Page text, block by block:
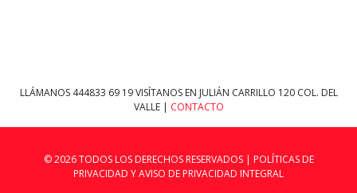
LLÁMANOS 444833 69 19VISÍTANOS EN JULIÁN CARRILLO 120 COL. DEL
VALLE | CONTACTO
© 2026 TODOS LOS DERECHOS RESERVADOS | POLÍTICAS DE
PRIVACIDAD Y AVISO DE PRIVACIDAD INTEGRAL